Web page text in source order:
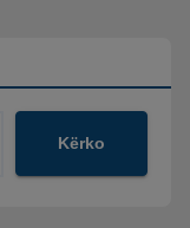
Kërko